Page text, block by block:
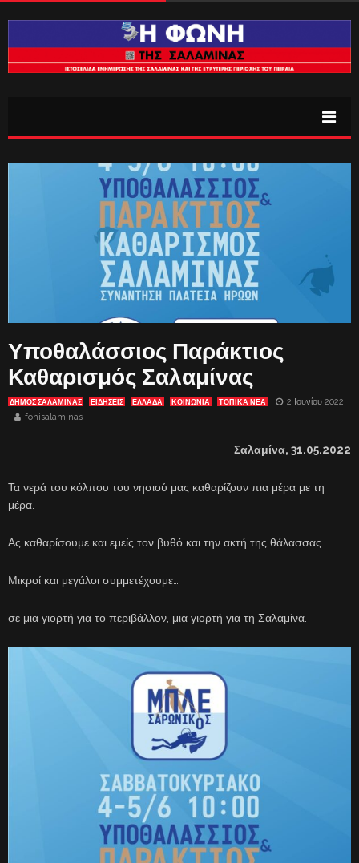
Υποθαλάσσιος Παράκτιος
Καθαρισμός Σαλαμίνας
ΔΗΜΟΣ ΣΑΛΑΜΙΝΑΣ ΕΙΔΗΣΕΙΣ ΕΛΛΑΔΑ ΚΟΙΝΩΝΙΑ ΤΟΠΙΚΑ ΝΕΑ
2 Ιουνίου 2022
fonisalaminas
Σαλαμίνα, 31.05.2022
Τα νερά του κόλπου του νησιού μας καθαρίζουν πια μέρα με τη
μέρα.
Ας καθαρίσουμε και εμείς τον βυθό και την ακτή της θάλασσας.
Μικροί και μεγάλοι συμμετέχουμε…
σε μια γιορτή για το περιβάλλον, μια γιορτή για τη Σαλαμίνα.